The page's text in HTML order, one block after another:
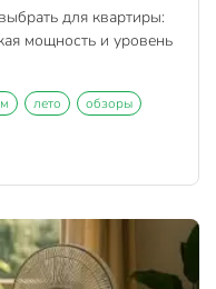
для квартиры:
мощность и уровень
лето обзоры